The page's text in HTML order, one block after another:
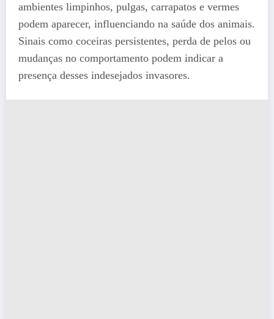
ambientes limpinhos, pulgas, carrapatos e vermes
podem aparecer, influenciando na saúde dos animais.
Sinais como coceiras persistentes, perda de pelos ou
mudanças no comportamento podem indicar a
presença desses indesejados invasores.